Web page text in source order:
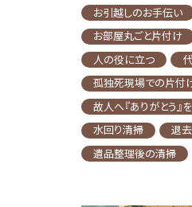
お引越しのお手伝い
お部屋丸ごと片付け
人の役に立つ
孤独死現場での片付
故人へ『ありがとう』
水回り清掃
退
遺品整理後の清掃